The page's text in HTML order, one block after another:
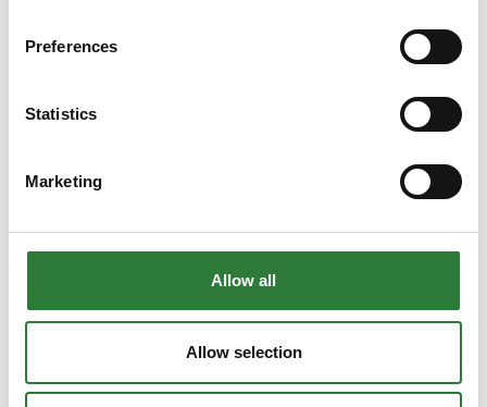
Preferences
Statistics
Marketing
Allow all
Allow selection